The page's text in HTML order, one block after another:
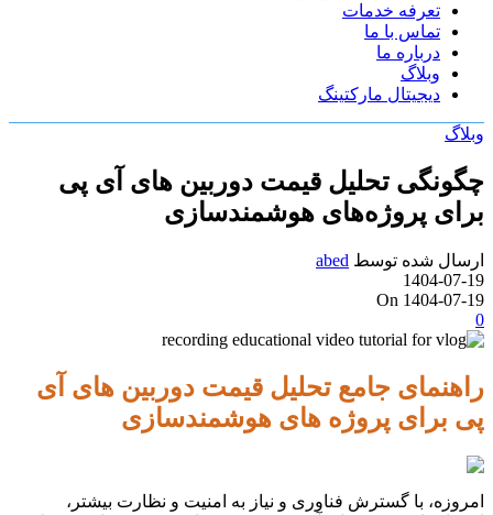
تعرفه خدمات
تماس با ما
درباره ما
وبلاگ
دیجیتال مارکتینگ
وبلاگ
چگونگی تحلیل قیمت دوربین های آی پی
برای پروژه‌های هوشمندسازی
ارسال شده توسط abed
1404-07-19
On 1404-07-19
0
راهنمای جامع تحلیل قیمت دوربین های آی
پی برای پروژه های هوشمندسازی
امروزه، با گسترش فناوری و نیاز به امنیت و نظارت بیشتر،